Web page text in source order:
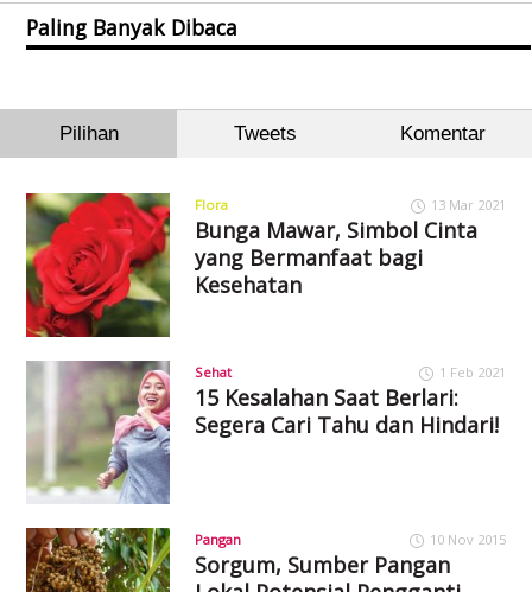
Paling Banyak Dibaca
Pilihan Tweets Komentar
Flora 13 Mar 2021
Bunga Mawar, Simbol Cinta
yang Bermanfaat bagi
Kesehatan
Sehat 1 Feb 2021
15 Kesalahan Saat Berlari:
Segera Cari Tahu dan Hindari!
Pangan 10 Nov 2015
Sorgum, Sumber Pangan